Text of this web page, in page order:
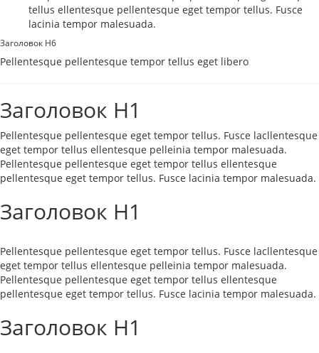
tellus ellentesque pellentesque eget tempor tellus. Fusce
lacinia tempor malesuada.
Заголовок H6
Pellentesque pellentesque tempor tellus eget libero
Заголовок H1
Pellentesque pellentesque eget tempor tellus. Fusce lacllentesque
eget tempor tellus ellentesque pelleinia tempor malesuada.
Pellentesque pellentesque eget tempor tellus ellentesque
pellentesque eget tempor tellus. Fusce lacinia tempor malesuada.
Заголовок H1
Pellentesque pellentesque eget tempor tellus. Fusce lacllentesque
eget tempor tellus ellentesque pelleinia tempor malesuada.
Pellentesque pellentesque eget tempor tellus ellentesque
pellentesque eget tempor tellus. Fusce lacinia tempor malesuada.
Заголовок H1